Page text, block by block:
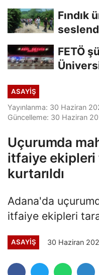
Fındık
FETÖ
ASAYİŞ
Yayınlanma: 30 Haziran
Güncelleme: 30 Haziran
Uçurumda
itfaiye ekipleri
kurtarıldı
Adana'da
itfaiye ekipleri
ASAYİŞ 30 Haziran